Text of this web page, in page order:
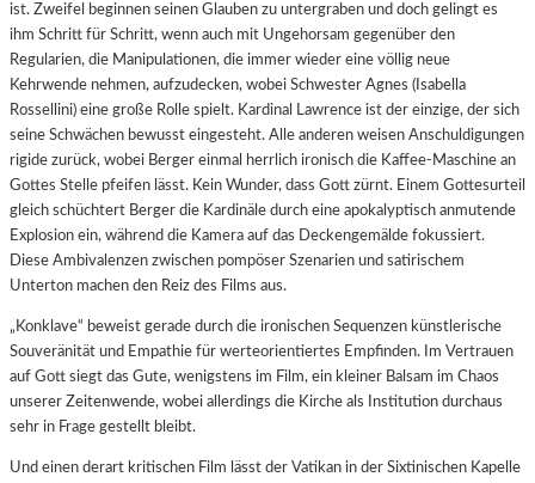
ist. Zweifel beginnen seinen Glauben zu untergraben und doch gelingt es
ihm Schritt für Schritt, wenn auch mit Ungehorsam gegenüber den
Regularien, die Manipulationen, die immer wieder eine völlig neue
Kehrwende nehmen, aufzudecken, wobei Schwester Agnes (Isabella
Rossellini) eine große Rolle spielt. Kardinal Lawrence ist der einzige, der sich
seine Schwächen bewusst eingesteht. Alle anderen weisen Anschuldigungen
rigide zurück, wobei Berger einmal herrlich ironisch die Kaffee-Maschine an
Gottes Stelle pfeifen lässt. Kein Wunder, dass Gott zürnt. Einem Gottesurteil
gleich schüchtert Berger die Kardinäle durch eine apokalyptisch anmutende
Explosion ein, während die Kamera auf das Deckengemälde fokussiert.
Diese Ambivalenzen zwischen pompöser Szenarien und satirischem
Unterton machen den Reiz des Films aus.
„Konklave“ beweist gerade durch die ironischen Sequenzen künstlerische
Souveränität und Empathie für werteorientiertes Empfinden. Im Vertrauen
auf Gott siegt das Gute, wenigstens im Film, ein kleiner Balsam im Chaos
unserer Zeitenwende, wobei allerdings die Kirche als Institution durchaus
sehr in Frage gestellt bleibt.
Und einen derart kritischen Film lässt der Vatikan in der Sixtinischen Kapelle